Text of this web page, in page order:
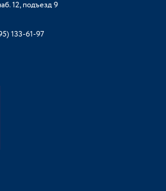
12, подъезд 9
133-61-97